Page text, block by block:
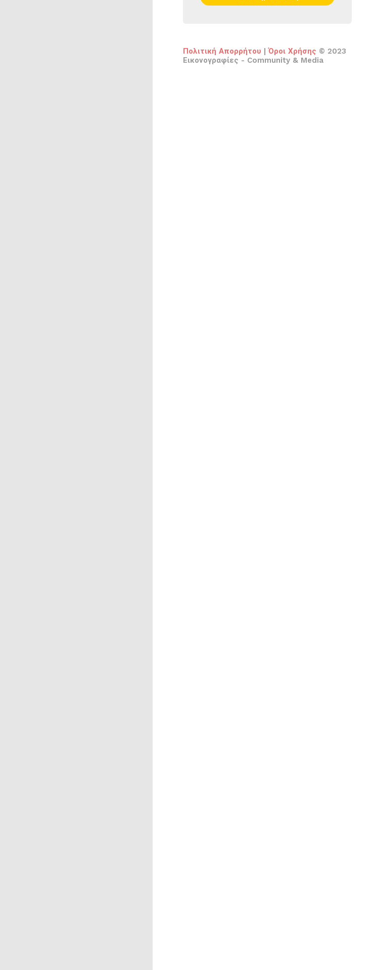
Πολιτική Απορρήτου | Όροι Χρήσης © 2023
Εικονογραφίες - Community & Media